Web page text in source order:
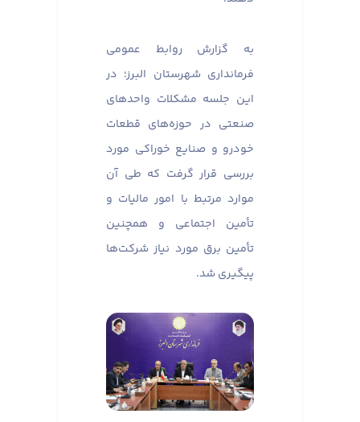
به گزارش روابط عمومی
فرمانداری شهرستان البرز؛ در
این جلسه مشکلات واحدهای
صنعتی در حوزه‌های قطعات
خودرو و صنایع خوراکی مورد
بررسی قرار گرفت که طی آن
موارد مرتبط با امور مالیات و
تأمین اجتماعی و همچنین
تأمین برق مورد نیاز شرکت‌ها
پیگیری شد.